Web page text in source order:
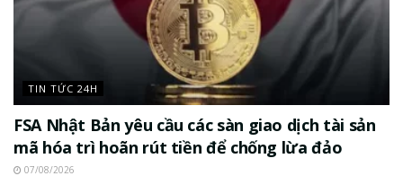
TIN TỨC 24H
FSA Nhật Bản yêu cầu các sàn giao dịch tài sản
mã hóa trì hoãn rút tiền để chống lừa đảo
07/08/2026